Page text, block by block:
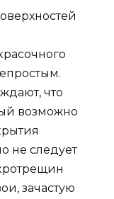
что
возможно
не следует
зачастую